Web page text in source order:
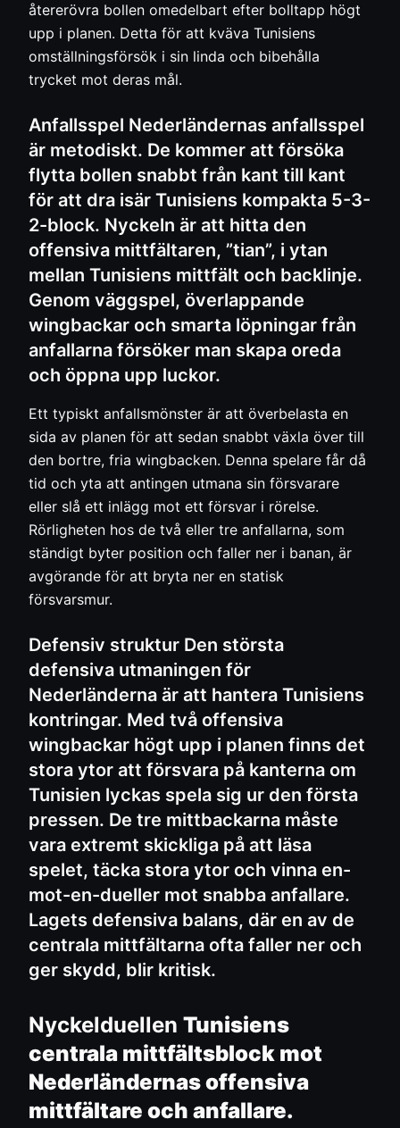
återerövra bollen omedelbart efter bolltapp högt
upp i planen. Detta för att kväva Tunisiens
omställningsförsök i sin linda och bibehålla
trycket mot deras mål.
Anfallsspel Nederländernas anfallsspel
är metodiskt. De kommer att försöka
flytta bollen snabbt från kant till kant
för att dra isär Tunisiens kompakta 5-3-
2-block. Nyckeln är att hitta den
offensiva mittfältaren, ”tian”, i ytan
mellan Tunisiens mittfält och backlinje.
Genom väggspel, överlappande
wingbackar och smarta löpningar från
anfallarna försöker man skapa oreda
och öppna upp luckor.
Ett typiskt anfallsmönster är att överbelasta en
sida av planen för att sedan snabbt växla över till
den bortre, fria wingbacken. Denna spelare får då
tid och yta att antingen utmana sin försvarare
eller slå ett inlägg mot ett försvar i rörelse.
Rörligheten hos de två eller tre anfallarna, som
ständigt byter position och faller ner i banan, är
avgörande för att bryta ner en statisk
försvarsmur.
Defensiv struktur Den största
defensiva utmaningen för
Nederländerna är att hantera Tunisiens
kontringar. Med två offensiva
wingbackar högt upp i planen finns det
stora ytor att försvara på kanterna om
Tunisien lyckas spela sig ur den första
pressen. De tre mittbackarna måste
vara extremt skickliga på att läsa
spelet, täcka stora ytor och vinna en-
mot-en-dueller mot snabba anfallare.
Lagets defensiva balans, där en av de
centrala mittfältarna ofta faller ner och
ger skydd, blir kritisk.
Nyckelduellen Tunisiens
centrala mittfältsblock mot
Nederländernas offensiva
mittfältare och anfallare.